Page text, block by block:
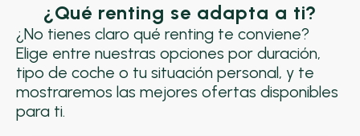
¿Qué renting se adapta a ti?
¿No tienes claro qué renting te conviene?
Elige entre nuestras opciones por duración,
tipo de coche o tu situación personal, y te
mostraremos las mejores ofertas disponibles
para ti.